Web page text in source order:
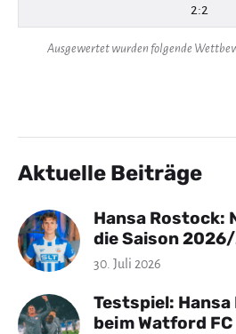
2:2
Ausgewertet wurden folgende
Aktuelle Beiträge
Hansa Rostock:
die Saison
30. Juli 2026
Testspiel:
beim Watford